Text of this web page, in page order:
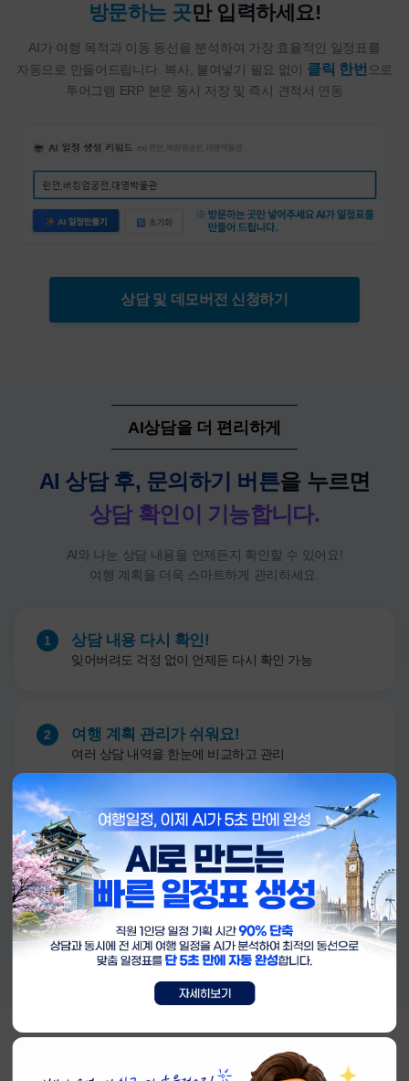
방문하는 곳만 입력하세요!
AI가 여행 목적과 이동 동선을 분석하여 가장 효율적인 일정표를
자동으로 만들어드립니다. 복사, 붙여넣기 필요 없이 클릭 한번 으로
투어그램 ERP 본문 동시 저장 및 즉시 견적서 연동
상담 및 데모버전 신청하기
AI상담을 더 편리하게
AI 상담 후, 문의하기 버튼을 누르면
상담 확인이 기능합니다.
AI와 나눈 상담 내용을 언제든지 확인할 수 있어요!
여행 계획을 더욱 스마트하게 관리하세요.
1 상담 내용 다시 확인!
잊어버려도 걱정 없이 언제든 다시 확인 가능
2 여행 계획 관리가 쉬워요!
여러 상담 내역을 한눈에 비교하고 관리
3 안전하게 보관!
나의 소중한 상담 내용이 안전하게 저장돼요
AI 상담 문의 및 신청하기
우리여행사의 온라인 쇼핑몰 홈페이지